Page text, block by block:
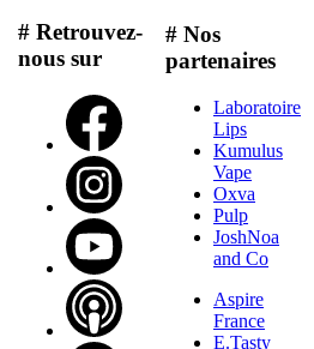
# Retrouvez-
nous sur
# Nos
partenaires
Laboratoire
Lips
Kumulus
Vape
Oxva
Pulp
JoshNoa
and Co
Aspire
France
E.Tasty